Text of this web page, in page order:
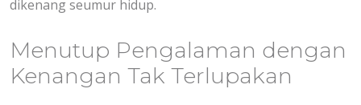
dikenang seumur hidup.
Menutup Pengalaman dengan
Kenangan Tak Terlupakan